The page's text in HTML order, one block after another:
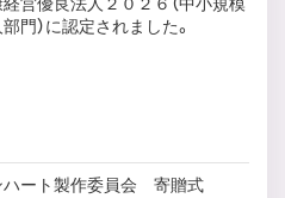
門）に認定されました。
ハート製作委員会 寄贈式